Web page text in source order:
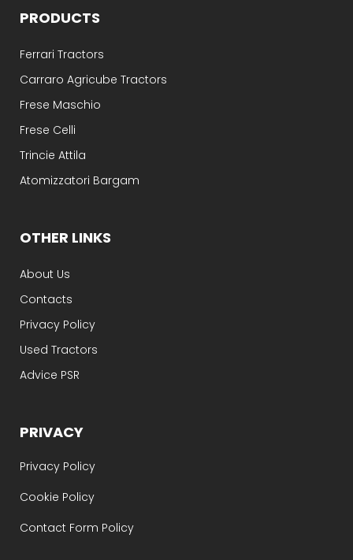
PRODUCTS
Ferrari Tractors
Carraro Agricube Tractors
Frese Maschio
Frese Celli
Trincie Attila
Atomizzatori Bargam
OTHER LINKS
About Us
Contacts
Privacy Policy
Used Tractors
Advice PSR
PRIVACY
Privacy Policy
Cookie Policy
Contact Form Policy